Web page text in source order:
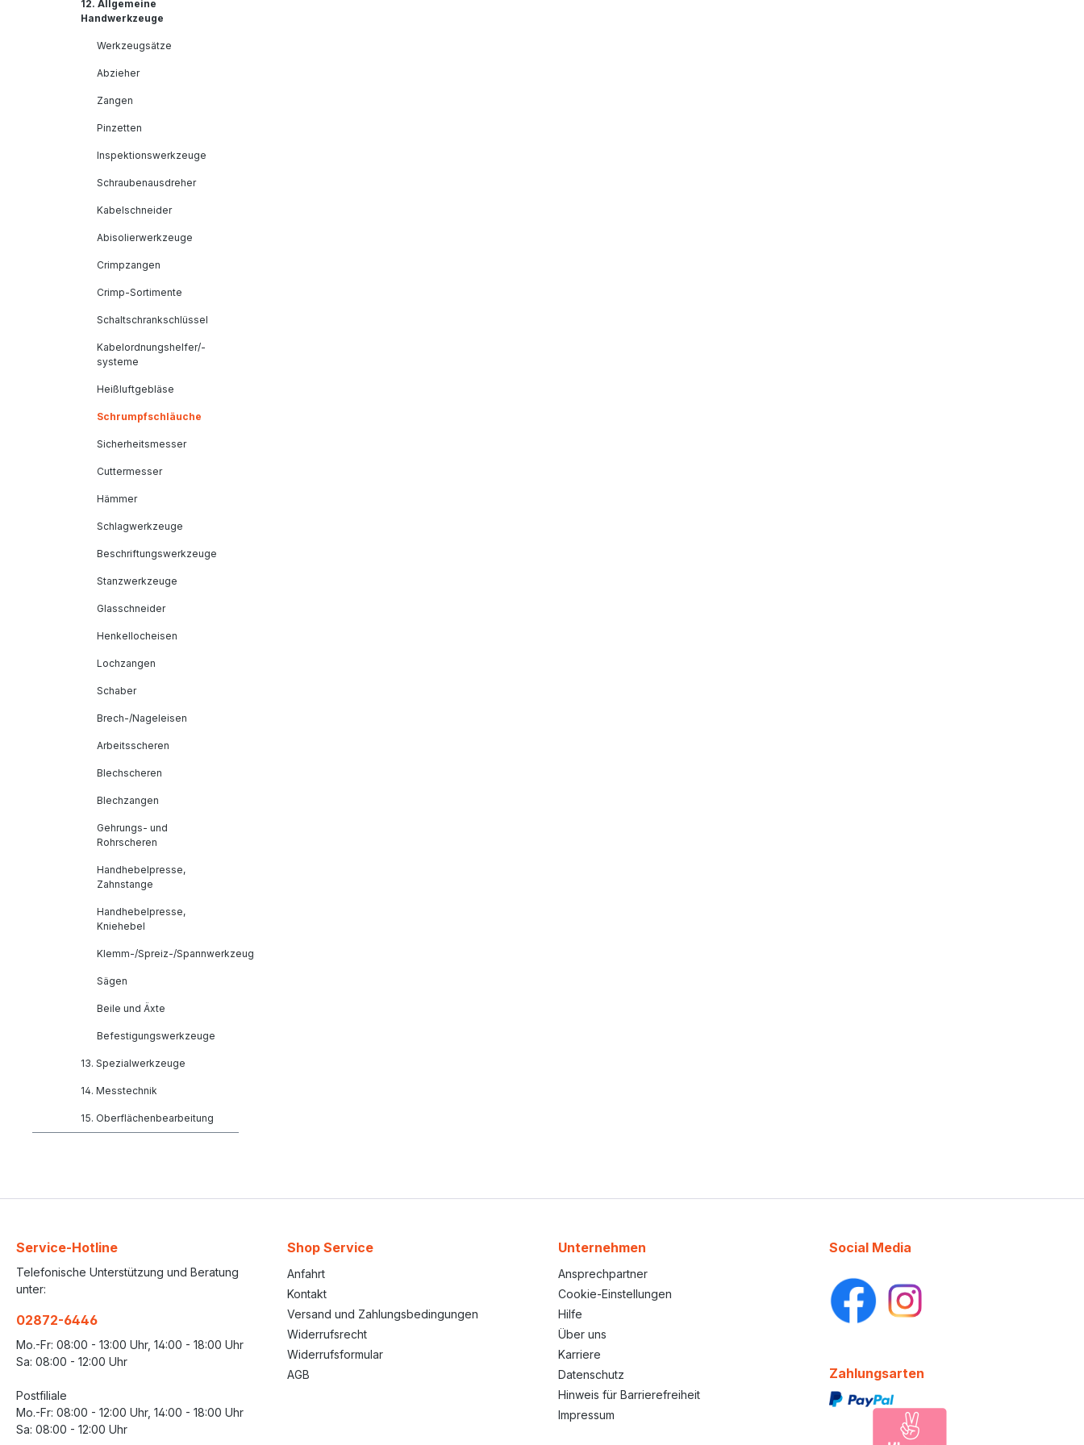
12. Allgemeine
Handwerkzeuge
Werkzeugsätze
Abzieher
Zangen
Pinzetten
Inspektionswerkzeuge
Schraubenausdreher
Kabelschneider
Abisolierwerkzeuge
Crimpzangen
Crimp-Sortimente
Schaltschrankschlüssel
Kabelordnungshelfer/-
systeme
Heißluftgebläse
Schrumpfschläuche
Sicherheitsmesser
Cuttermesser
Hämmer
Schlagwerkzeuge
Beschriftungswerkzeuge
Stanzwerkzeuge
Glasschneider
Henkellocheisen
Lochzangen
Schaber
Brech-/Nageleisen
Arbeitsscheren
Blechscheren
Blechzangen
Gehrungs- und
Rohrscheren
Handhebelpresse,
Zahnstange
Handhebelpresse,
Kniehebel
Klemm-/Spreiz-/Spannwerkzeuge
Sägen
Beile und Äxte
Befestigungswerkzeuge
13. Spezialwerkzeuge
14. Messtechnik
15. Oberflächenbearbeitung
Service-Hotline
Telefonische Unterstützung und Beratung
unter:
02872-6446
Mo.-Fr: 08:00 - 13:00 Uhr, 14:00 - 18:00 Uhr
Sa: 08:00 - 12:00 Uhr
Postfiliale
Mo.-Fr: 08:00 - 12:00 Uhr, 14:00 - 18:00 Uhr
Sa: 08:00 - 12:00 Uhr
Shop Service
Anfahrt
Kontakt
Versand und Zahlungsbedingungen
Widerrufsrecht
Widerrufsformular
AGB
Unternehmen
Ansprechpartner
Cookie-Einstellungen
Hilfe
Über uns
Karriere
Datenschutz
Hinweis für Barrierefreiheit
Impressum
Social Media
Zahlungsarten